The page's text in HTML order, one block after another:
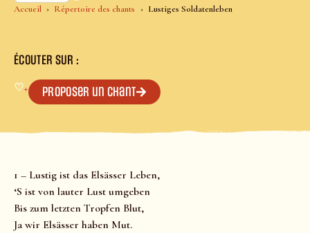
Accueil Répertoire des chants Lustiges Soldatenleben
ÉCOUTER SUR :
♡+ Proposer un chant
1 – Lustig ist das Elsässer Leben,
‘S ist von lauter Lust umgeben
Bis zum letzten Tropfen Blut,
Ja wir Elsässer haben Mut.